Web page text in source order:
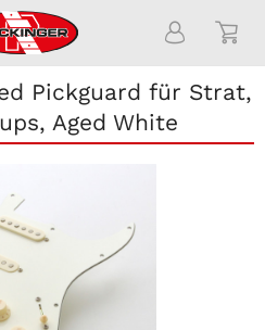
Pickguard für Strat,
Aged White